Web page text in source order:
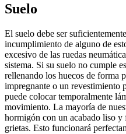
Suelo
El suelo debe ser
incumplimiento de alguno de
excesivo de las ruedas
sistema. Si su suelo no cumple
rellenando los huecos de forma
impregnante o un revestimiento
puede colocar temporalmente
movimiento. La mayoría de
hormigón con un acabado liso y
grietas. Esto funcionará